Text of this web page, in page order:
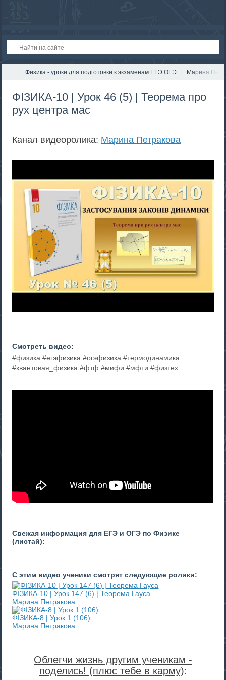
Физика - уроки для подготовки к экзаменам ЕГЭ ОГЭ Марина
ФІЗИКА-10 | Урок 46 (5) | Теорема про
рух центра мас
Канал видеоролика: Марина Петракова
Смотреть видео:
#физика #егэфизика #огэфизика #термодинамика
#квантовая_физика #фтф #мифи #мфти #физтех
Свежая информация для ЕГЭ и ОГЭ по Физике
(листай):
С этим видео ученики смотрят следующие ролики:
ФІЗИКА-10 | Урок 147 (6) | Теорема Гауса
Марина Петракова
ФІЗИКА-8 | Урок 1 (106)
Марина Петракова
Облегчи жизнь другим ученикам -
поделись! (плюс тебе в карму):